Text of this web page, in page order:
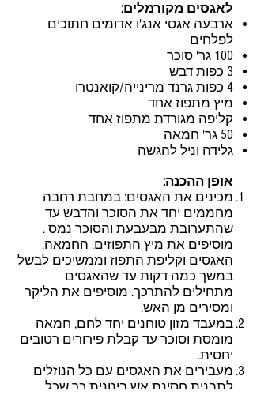
לאגסים מקורמלים:
ארבעה אגסי אנג'ו אדומים חתוכים
לפלחים
100 גר' סוכר
3 כפות דבש
4 כפות גרנד מרינייה/קואנטרו
מיץ מתפוז אחד
קליפה מגורדת מתפוז אחד
50 גר' חמאה
גלידה וניל להגשה
אופן ההכנה:
מכינים את האגסים: במחבת רחבה
מחממים יחד את הסוכר והדבש עד
שהתערובת מבעבעת והסוכר נמס .
מוסיפים את מיץ התפוזים, החמאה,
האגסים וקליפת התפוז וממשיכים לבשל
במשך כמה דקות עד שהאגסים
מתחילים להתרכך. מוסיפים את הליקר
ומסירים מן האש.
במעבד מזון טוחנים יחד לחם, חמאה
מומסת וסוכר עד קבלת פירורים רטובים
יחסית.
מעבירים את האגסים עם כל הנוזלים
לתבנית חסינת אש בינונית כך שכל